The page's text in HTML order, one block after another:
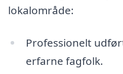
lokalområde:
Professionelt
erfarne fagfolk.